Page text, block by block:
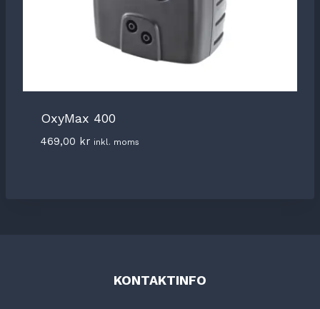
OxyMax 400
469,00 kr inkl. moms
KONTAKTINFO